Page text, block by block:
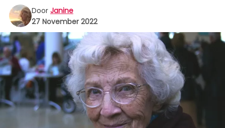
Door Janine
27 November 2022